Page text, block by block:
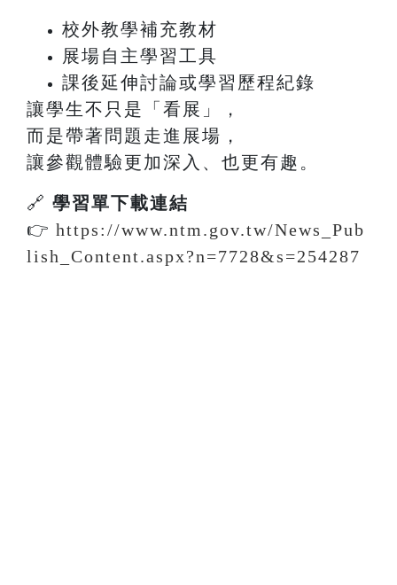
校外教學補充教材
展場自主學習工具
課後延伸討論或學習歷程紀錄
讓學生不只是「看展」，
而是帶著問題走進展場，
讓參觀體驗更加深入、也更有趣。
🔗 學習單下載連結
👉 https://www.ntm.gov.tw/News_Pub
lish_Content.aspx?n=7728&s=254287